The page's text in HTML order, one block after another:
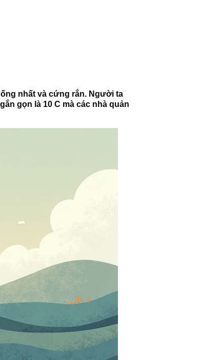
nhất và cứng rắn. Người ta
gọn là 10 C mà các nhà quản